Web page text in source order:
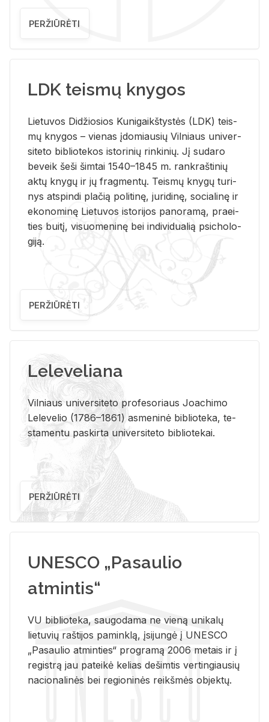
PERŽIŪRĖTI
LDK teismų knygos
Lie­tu­vos Di­džio­sios Ku­ni­gaikš­tys­tės (LDK) teis­
mų kny­gos – vie­nas įdo­miau­sių Vil­niaus uni­ver­
si­te­to bi­b­lio­te­kos is­to­ri­nių rin­ki­nių. Jį su­da­ro
be­veik šeši šim­tai 1540–1845 m. rank­raš­ti­nių
aktų kny­gų ir jų frag­men­tų. Teis­mų kny­gų tu­ri­
nys at­spin­di pla­čią po­li­ti­nę, ju­ri­di­nę, so­cia­li­nę ir
eko­no­mi­nę Lie­tu­vos is­to­ri­jos pa­no­ra­mą, pra­ei­
ties bui­tį, vi­suo­me­ni­nę bei in­di­vi­dua­lią psi­cho­lo­
gi­ją.
PERŽIŪRĖTI
Leleveliana
Vil­niaus uni­ver­si­te­to pro­fe­so­riaus Jo­a­chi­mo
Le­le­ve­lio (1786–1861) as­me­ni­nė bi­b­lio­te­ka, te­
sta­men­tu pa­skir­ta uni­ver­si­te­to bi­b­lio­te­kai.
PERŽIŪRĖTI
UNESCO „Pasaulio
atmintis“
VU biblioteka, saugodama ne vieną unikalų
lietuvių raštijos paminklą, įsijungė į UNESCO
„Pasaulio atminties“ programą 2006 metais ir į
registrą jau pateikė kelias dešimtis vertingiausių
nacionalinės bei regioninės reikšmės objektų.